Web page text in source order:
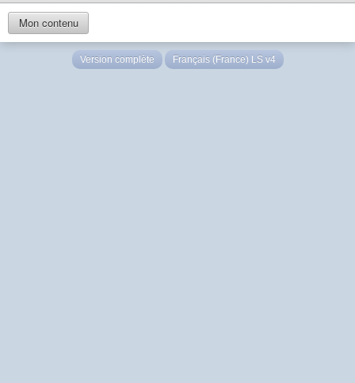
Mon contenu
Version complète Français (France) LS v4